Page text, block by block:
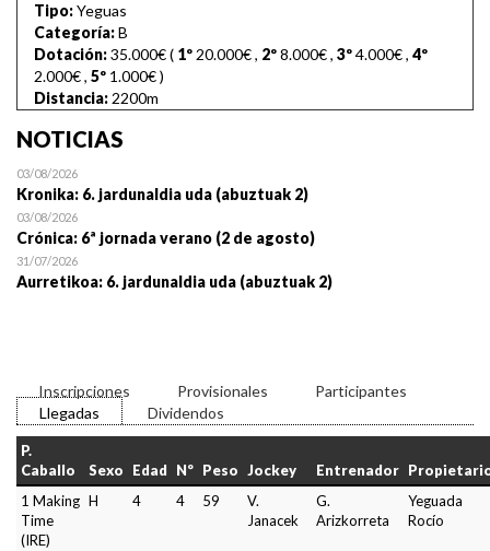
Tipo:Yeguas
Categoría:B
Dotación:35.000€ ( 1º 20.000€, 2º8.000€, 3º4.000€, 4º
2.000€, 5º 1.000€)
Distancia: 2200m
NOTICIAS
03/08/2026
Kronika: 6. jardunaldia uda (abuztuak 2)
03/08/2026
Crónica: 6ª jornada verano (2 de agosto)
31/07/2026
Aurretikoa: 6. jardunaldia uda (abuztuak 2)
Inscripciones Provisionales
Participantes
Llegadas
Dividendos
P.
Caballo
Sexo Edad Nº Peso Jockey Entrenador
1 Making
Time
(IRE)
H 4 4 59
V.
Janacek
G.
Arizkorreta
Yeguada
Rocío